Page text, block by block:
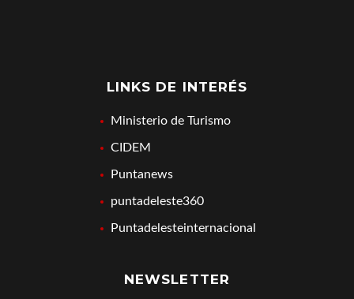
LINKS DE INTERÉS
Ministerio de Turismo
CIDEM
Puntanews
puntadeleste360
Puntadelesteinternacional
NEWSLETTER